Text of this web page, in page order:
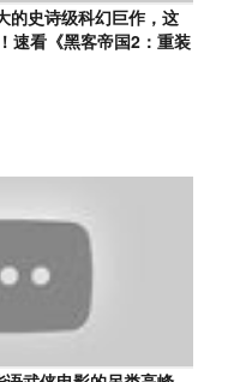
的史诗级科幻巨作，这
速看《黑客帝国2：重装